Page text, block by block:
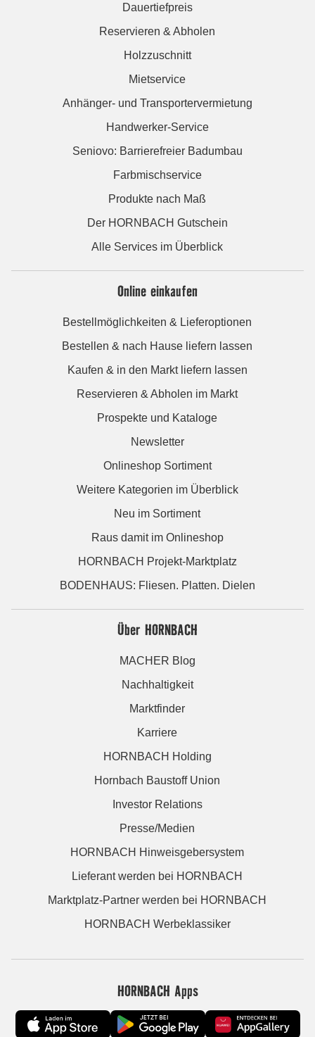
Dauertiefpreis
Reservieren & Abholen
Holzzuschnitt
Mietservice
Anhänger- und Transportervermietung
Handwerker-Service
Seniovo: Barrierefreier Badumbau
Farbmischservice
Produkte nach Maß
Der HORNBACH Gutschein
Alle Services im Überblick
Online einkaufen
Bestellmöglichkeiten & Lieferoptionen
Bestellen & nach Hause liefern lassen
Kaufen & in den Markt liefern lassen
Reservieren & Abholen im Markt
Prospekte und Kataloge
Newsletter
Onlineshop Sortiment
Weitere Kategorien im Überblick
Neu im Sortiment
Raus damit im Onlineshop
HORNBACH Projekt-Marktplatz
BODENHAUS: Fliesen. Platten. Dielen
Über HORNBACH
MACHER Blog
Nachhaltigkeit
Marktfinder
Karriere
HORNBACH Holding
Hornbach Baustoff Union
Investor Relations
Presse/Medien
HORNBACH Hinweisgebersystem
Lieferant werden bei HORNBACH
Marktplatz-Partner werden bei HORNBACH
HORNBACH Werbeklassiker
HORNBACH Apps